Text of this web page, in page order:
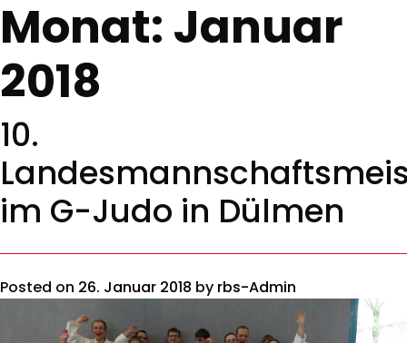
Monat: Januar
2018
10.
im G-Judo in Dülmen
Posted on 26. Januar 2018 by rbs-Admin